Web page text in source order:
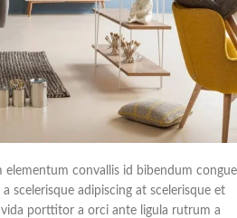
convallis id bibendum congue
scelerisque adipiscing at scelerisque et
porttitor a orci ante ligula rutrum a